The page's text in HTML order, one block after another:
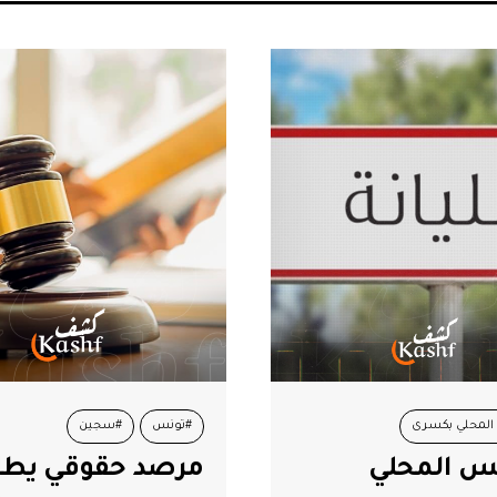
#سجين
يطالب
#تونس
العجبوني: تسير